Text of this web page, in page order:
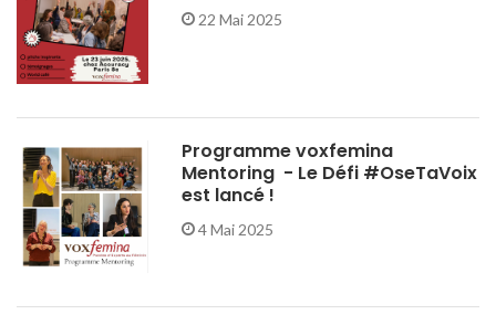
22 Mai 2025
Programme voxfemina
Mentoring - Le Défi #OseTaVoix
est lancé !
4 Mai 2025